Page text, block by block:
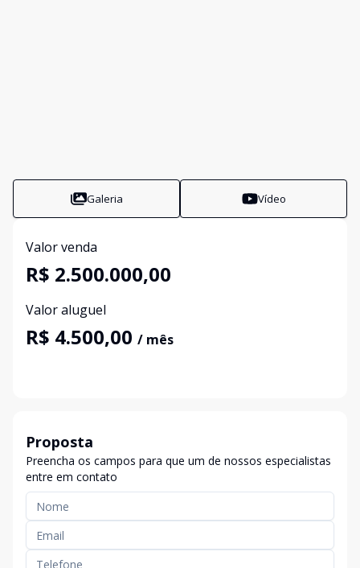
Galeria Vídeo
Valor venda
R$ 2.500.000,00
Valor aluguel
R$ 4.500,00 / mês
Proposta
Preencha os campos para que um de nossos especialistas
entre em contato